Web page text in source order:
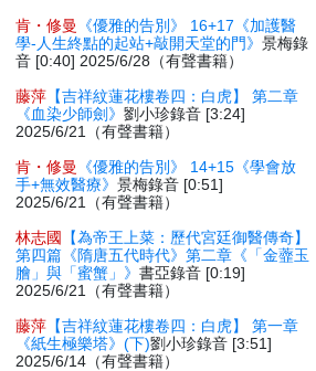
肯・修曼
《優雅的告別》 16+17《加護醫
學-人生終點的起站+敲開天堂的門》景梅錄
音 [0:40] 2025/6/28（有聲書籍）
藤萍 【吉祥紋蓮花樓卷四：白虎】 第二章
《血染少師劍》劉小珍錄音 [3:24]
2025/6/21（有聲書籍）
肯・修曼
《優雅的告別》 14+15《學會放
手+無效醫療》景梅錄音 [0:51]
2025/6/21（有聲書籍）
林志國
【為帝王上菜：歷代宮廷御醫傳奇】
第四篇《隋唐五代時代》第二章《「金虀玉
膾」與「蜜蟹」》書亞錄音 [0:19]
2025/6/21（有聲書籍）
藤萍 【吉祥紋蓮花樓卷四：白虎】 第一章
《紙生極樂塔》(下)劉小珍錄音 [3:51]
2025/6/14（有聲書籍）